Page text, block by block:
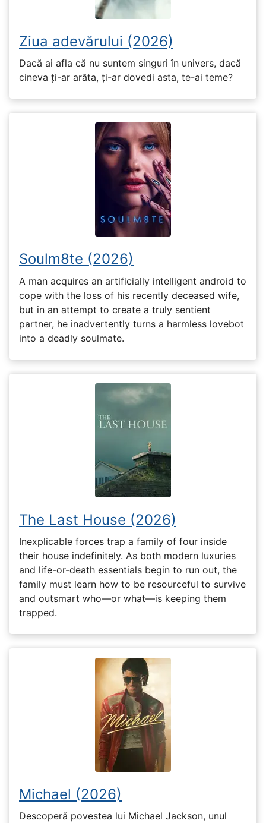
Ziua adevărului (2026)
Dacă ai afla că nu suntem singuri în univers, dacă
cineva ți-ar arăta, ți-ar dovedi asta, te-ai teme?
Soulm8te (2026)
A man acquires an artificially intelligent android to
cope with the loss of his recently deceased wife,
but in an attempt to create a truly sentient
partner, he inadvertently turns a harmless lovebot
into a deadly soulmate.
The Last House (2026)
Inexplicable forces trap a family of four inside
their house indefinitely. As both modern luxuries
and life-or-death essentials begin to run out, the
family must learn how to be resourceful to survive
and outsmart who—or what—is keeping them
trapped.
Michael (2026)
Descoperă povestea lui Michael Jackson, unul